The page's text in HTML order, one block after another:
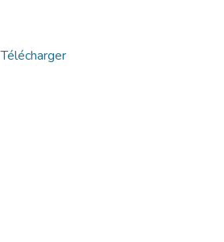
Télécharger